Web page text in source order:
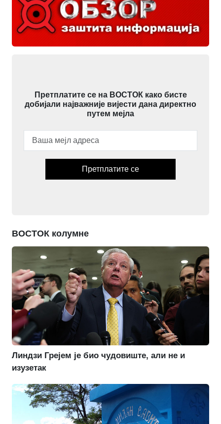
Претплатите се на ВОСТОК како бисте
добијали најважније вијести дана директно
путем мејла
Претплатите се
ВОСТОК колумне
Линдзи Грејем је био чудовиште, али не и
изузетак